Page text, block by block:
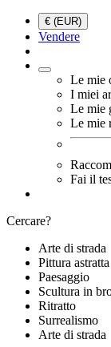
€ (EUR)
Vendere
Le mie
I miei
Le mie
Le mie
Fai il
Cercare?
Arte di strada
Pittura astratta
Paesaggio
Scultura in
Ritratto
Surrealismo
Arte di strada